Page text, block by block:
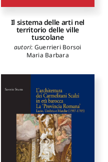
Il sistema delle arti nel
territorio delle ville
tuscolane
autori: Guerrieri Borsoi
Maria Barbara